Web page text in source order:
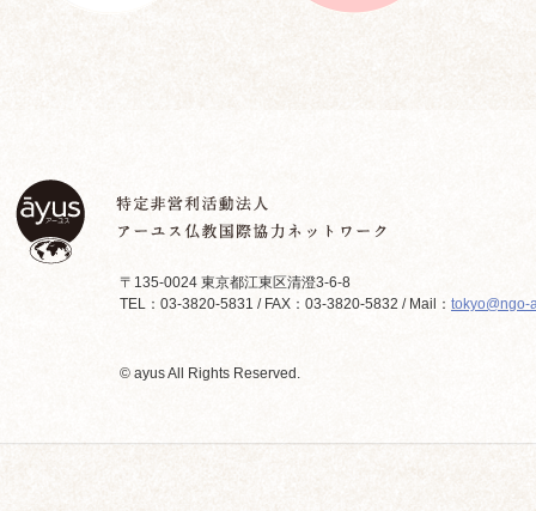
〒135-0024 東京都江東区清澄3-6-8
TEL：03-3820-5831 / FAX：03-3820-5832 / Mail： tokyo@ngo-
© ayus All Rights Reserved.